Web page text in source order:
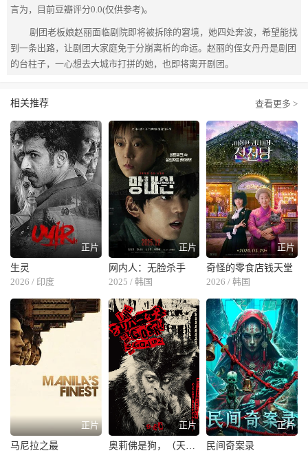
言为，目前豆瓣评分0.0(仅供参考)。
剧团老板娘赵丽面临剧院即将被拆除的窘境，她四处奔波，希望能找
到一条出路，让剧团大家庭免于分崩离析的命运。赵丽的侄女丹丹是剧团
的台柱子，一心想去大城市打拼的她，也即将离开剧团。
相关推荐 查看更多 >
正片
生灵
2026 / 印度
正片
网内人：无脸杀手
2025 / 韩国
正片
奇怪的零食店钱天堂
2026 / 韩国
正片
马尼拉之最
正片
奥莉佛是狗，（天哪！！）这家伙 电影版
正片
民间奇案录